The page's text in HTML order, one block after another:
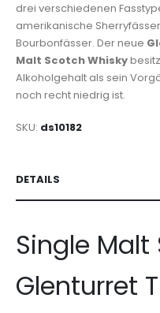
drei verschiedenen
amerikanische
Bourbonfässer. Der neue
Malt Scotch Whisky
Alkoholgehalt als sein
noch recht niedrig ist.
SKU ds10182
DETAILS
Single
Glenturret